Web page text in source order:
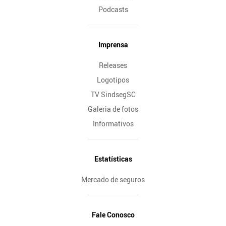
Podcasts
Imprensa
Releases
Logotipos
TV SindsegSC
Galeria de fotos
Informativos
Estatísticas
Mercado de seguros
Fale Conosco